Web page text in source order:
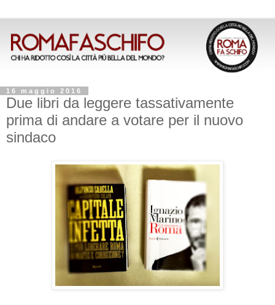
16 maggio 2016
Due libri da leggere tassativamente
prima di andare a votare per il nuovo
sindaco